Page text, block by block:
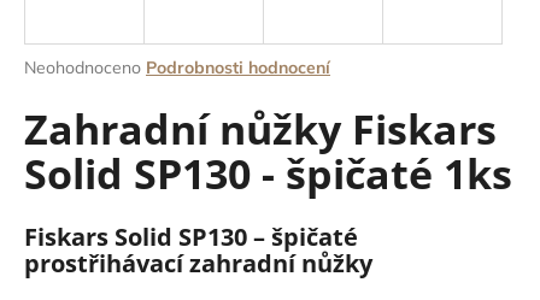
Průměrné
produktu
je
0,0
z
hvězdiček.
Neohodnoceno Podrobnosti hodnocení
Zahradní nůžky Fiskars
Solid SP130 - špičaté 1ks
Fiskars Solid SP130 – špičaté
prostřihávací zahradní nůžky
j
t
?
HLEDAT